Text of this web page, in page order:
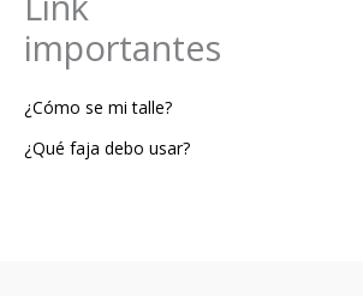
importantes
¿Cómo se mi talle?
¿Qué faja debo usar?